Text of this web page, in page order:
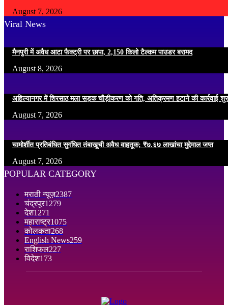
August 7, 2026
Viral News
मैनपुरी में अवैध आटा फैक्ट्री पर छापा, 2,150 किलो टैल्कम पाउडर बरामद
August 8, 2026
अहिल्यानगर में शिरसाठ मला सड़क चौड़ीकरण को गति, अतिक्रमण हटाने की कार्रवाई
August 7, 2026
चामोर्शीत प्रतिबंधित सुगंधित तंबाखूची अवैध वाहतूक; ₹७.६७ लाखांचा मुद्देमाल जप्त
August 7, 2026
POPULAR CATEGORY
मराठी न्यूज़2387
चंद्रपूर1279
देश1271
महाराष्ट्र1075
कोलकता268
English News259
राशिफल227
विदेश173